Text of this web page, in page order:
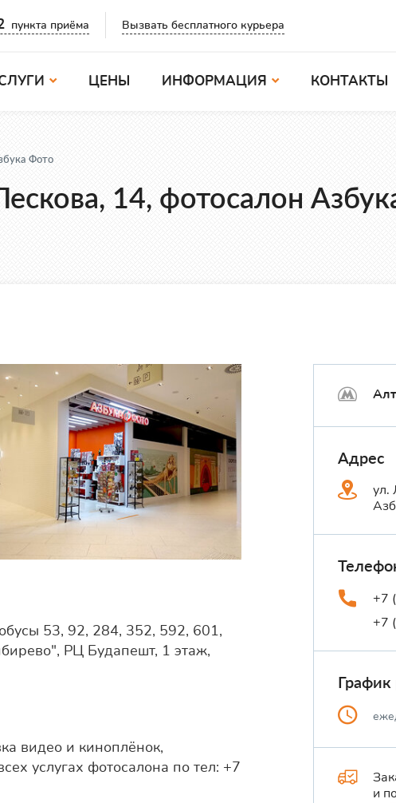
пункта приёма Вызвать бесплатного курьера
ЦЕНЫ ИНФОРМАЦИЯ КОНТАКТЫ
Фото
14, фотосалон
53, 92, 284, 352, 592, 601,
РЦ Будапешт, 1 этаж,
видео и киноплёнок,
услугах фотосалона по тел: +7
Адрес
ул.
+7
+7
и